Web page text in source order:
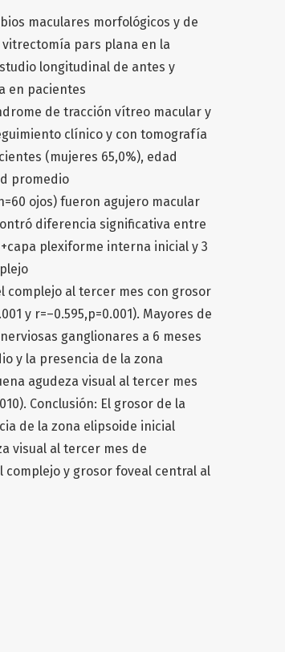
maculares morfológicos y de
pars plana en la
longitudinal de antes y
en pacientes
de tracción vítreo macular y
clínico y con tomografía
(mujeres 65,0%), edad
promedio
ojos) fueron agujero macular
diferencia significativa entre
plexiforme interna inicial y 3
complejo al tercer mes con grosor
y r=–0.595,p=0.001). Mayores de
ganglionares a 6 meses
y la presencia de la zona
agudeza visual al tercer mes
Conclusión: El grosor de la
de la zona elipsoide inicial
visual al tercer mes de
y grosor foveal central al